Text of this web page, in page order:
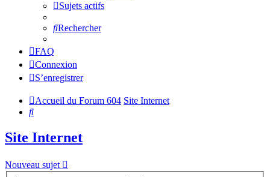
Sujets actifs
Rechercher
FAQ
Connexion
S’enregistrer
Accueil du Forum 604 Site Internet
Rechercher
Site Internet
Nouveau sujet